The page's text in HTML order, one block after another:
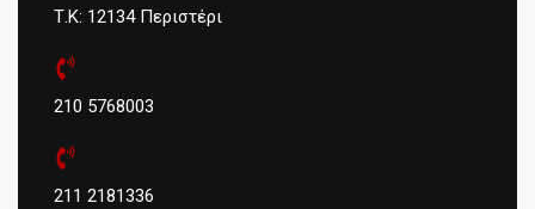
Τ.Κ: 12134 Περιστέρι
210 5768003
211 2181336